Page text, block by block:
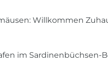
Willkommen
im Sardinenbüchsen-